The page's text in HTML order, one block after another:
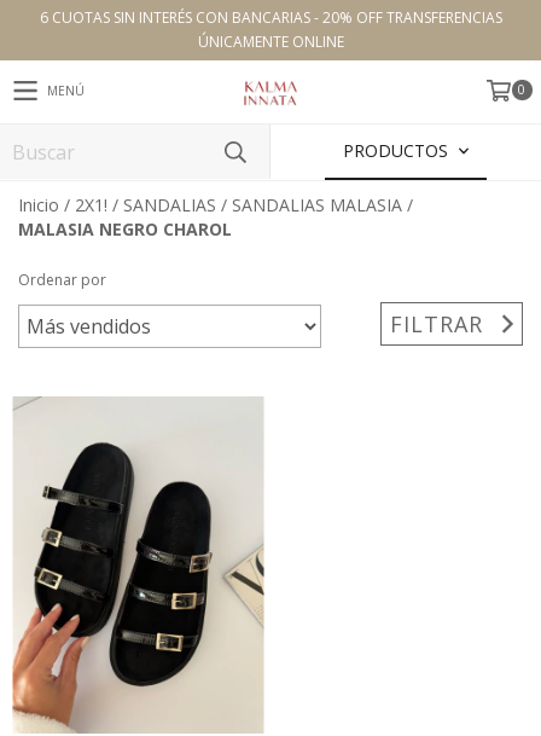
6 CUOTAS SIN INTERÉS CON BANCARIAS - 20% OFF TRANSFERENCIAS
ÚNICAMENTE ONLINE
MENÚ 0
PRODUCTOS
Inicio / 2X1! / SANDALIAS / SANDALIAS MALASIA /
MALASIA NEGRO CHAROL
Ordenar por
FILTRAR